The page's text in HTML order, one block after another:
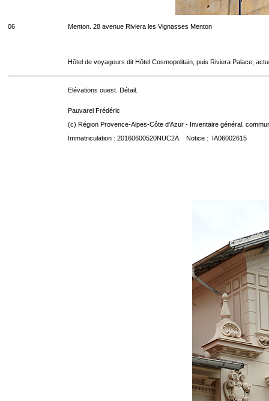
06 Menton. 28 avenue Riviera les Vignasses Menton
Hôtel de voyageurs dit Hôtel Cosmopolitain, puis Riviera Palace,
Elévations ouest. Détail.
Pauvarel Frédéric
(c) Région Provence-Alpes-Côte d'Azur - Inventaire général.
Immatriculation : 20160600520NUC2A Notice : IA06002615